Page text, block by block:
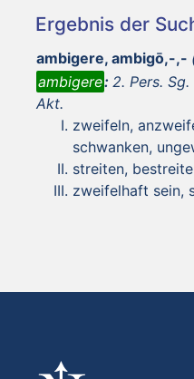
Ergebnis der
ambigere, ambigō,-,-
ambigere: 2. Pers. Sg.
Akt.
zweifeln,
schwanken,
streiten,
zweifelhaft sein,